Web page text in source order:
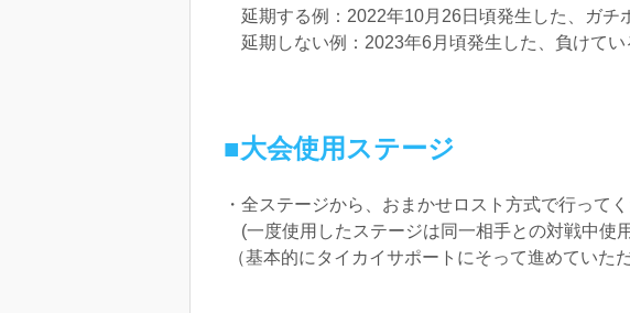
延期する例：2022年10月26日頃発生した、ガチ
延期しない例：2023年6月頃発生した、負けて
■大会使用ステージ
・全ステージから、おまかせロスト方式で行って
(一度使用したステージは同一相手との対戦中使
（基本的にタイカイサポートにそって進めていた